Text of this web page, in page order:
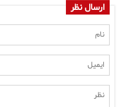
ارسال نظر